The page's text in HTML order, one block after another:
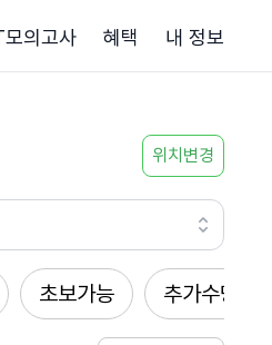
의고사 혜택 내 정보
위치변경
초보가능 추가수당